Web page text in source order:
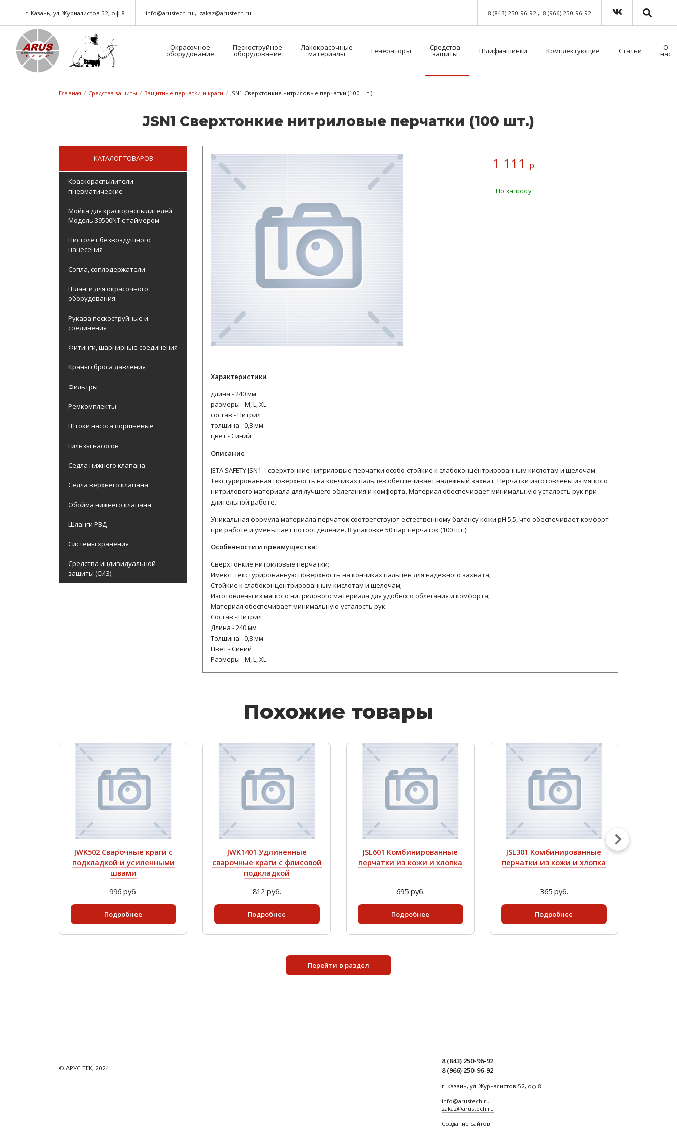
г. Казань, ул. Журналистов 52, оф.8 info@arustech.ru zakaz@arustech.ru 8 (843) 250-96-92 8 (966) 250-96-92
Окрасочное
оборудование
Пескоструйное
оборудование
Лакокрасочные
материалы Генераторы Средства
защиты Шлифмашинки Комплектующие Статьи О
нас
Главная / Средства защиты / Защитные перчатки и краги / JSN1 Сверхтонкие нитриловые перчатки (100 шт.)
JSN1 Свер­хтон­кие нит­ри­ло­вые пер­чатки (100 шт.)
КАТАЛОГ ТОВАРОВ
Краскораспылители
пневматические
Мойка для краскораспылителей.
Модель 39500NT с таймером
Пистолет безвоздушного
нанесения
Сопла, соплодержатели
Шланги для окрасочного
оборудования
Рукава пескоструйные и
соединения
Фитинги, шарнирные соединения
Краны сброса давления
Фильтры
Ремкомплекты
Штоки насоса поршневые
Гильзы насосов
Седла нижнего клапана
Седла верхнего клапана
Обойма нижнего клапана
Шланги РВД
Системы хранения
Средства индивидуальной
защиты (СИЗ)
1 111 р.
По запросу
Характеристики
длина - 240 мм
размеры - M, L, XL
состав - Нитрил
толщина - 0,8 мм
цвет - Синий
Описание
JETA SAFETY JSN1 – сверхтонкие нитриловые перчатки особо стойкие к слабоконцентрированным кислотам и щелочам.
Текстурированная поверхность на кончиках пальцев обеспечивает надежный захват. Перчатки изготовлены из мягкого
нитрилового материала для лучшего облегания и комфорта. Материал обеспечивает минимальную усталость рук при
длительной работе.
Уникальная формула материала перчаток соответствуют естественному балансу кожи pH 5,5, что обеспечивает комфорт
при работе и уменьшает потоотделение. В упаковке 50 пар перчаток (100 шт.).
Особенности и преимущества:
Сверхтонкие нитриловые перчатки;
Имеют текстурированную поверхность на кончиках пальцев для надежного захвата;
Стойкие к слабоконцентрированным кислотам и щелочам;
Изготовлены из мягкого нитрилового материала для удобного облегания и комфорта;
Материал обеспечивает минимальную усталость рук.
Состав - Нитрил
Длина - 240 мм
Толщина - 0,8 мм
Цвет - Синий
Размеры - M, L, XL
Похожие товары
JWK502 Сварочные краги c
подкладкой и усиленными
швами
996 руб.
Подробнее
JWK1401 Удлиненные
сварочные краги с флисовой
подкладкой
812 руб.
Подробнее
JSL601 Комбинированные
перчатки из кожи и хлопка
695 руб.
Подробнее
JSL301 Комбинированные
перчатки из кожи и хлопка
365 руб.
Подробнее
Перейти в раздел
© АРУС-ТЕК, 2024
8 (843) 250-96-92
8 (966) 250-96-92
г. Казань, ул. Журналистов 52, оф.8
info@arustech.ru
zakaz@arustech.ru
Создание сайтов: